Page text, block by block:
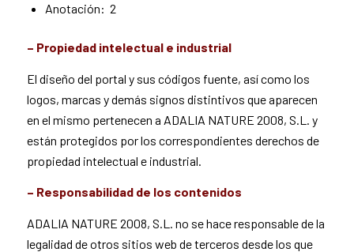
Anotación: 2
– Propiedad intelectual e industrial
El diseño del portal y sus códigos fuente, así como los
logos, marcas y demás signos distintivos que aparecen
en el mismo pertenecen a ADALIA NATURE 2008, S.L. y
están protegidos por los correspondientes derechos de
propiedad intelectual e industrial.
– Responsabilidad de los contenidos
ADALIA NATURE 2008, S.L. no se hace responsable de la
legalidad de otros sitios web de terceros desde los que